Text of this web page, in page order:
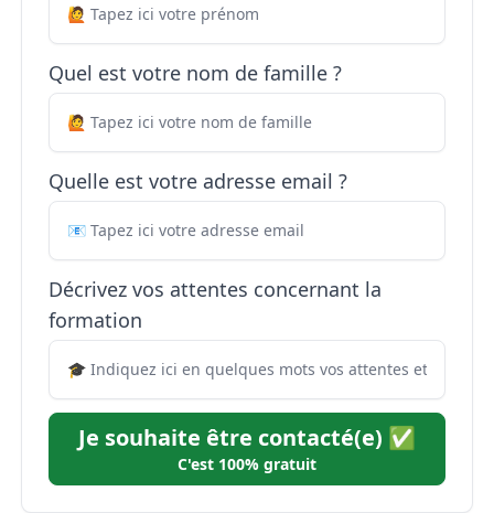
Quel est votre nom de famille ?
Quelle est votre adresse email ?
Décrivez vos attentes concernant la
formation
Je souhaite être contacté(e) ✅
C'est 100% gratuit